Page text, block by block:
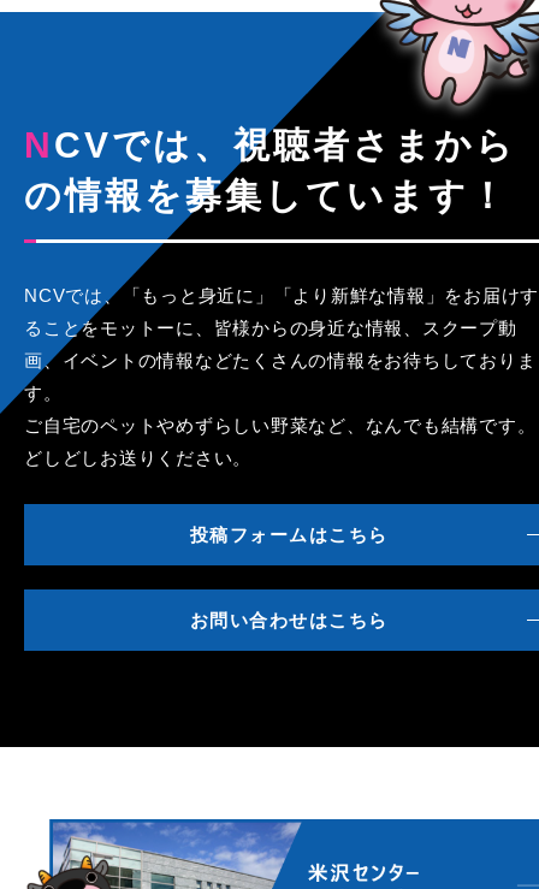
NCVでは、視聴者さまから
の情報を募集しています！
NCVでは、「もっと身近に」「より新鮮な情報」をお届けす
ることをモットーに、皆様からの身近な情報、スクープ動
画、イベントの情報などたくさんの情報をお待ちしておりま
す。
ご自宅のペットやめずらしい野菜など、なんでも結構です。
どしどしお送りください。
投稿フォームはこちら
お問い合わせはこちら